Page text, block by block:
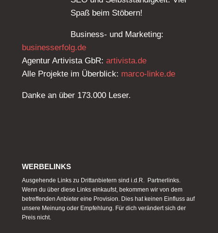
Spaß beim Stöbern!
Business- und Marketing:
businesserfolg.de
Agentur Artivista GbR: artivista.de
Alle Projekte im Überblick: marco-linke.de
Danke an über 173.000 Leser.
WERBELINKS
Ausgehende Links zu Drittanbietern sind i.d.R. Partnerlinks.
Wenn du über diese Links einkaufst, bekommen wir von dem
betreffenden Anbieter eine Provision. Dies hat keinen Einfluss auf
unsere Meinung oder Empfehlung. Für dich verändert sich der
Preis nicht.